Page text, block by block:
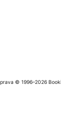
© 1996–2026